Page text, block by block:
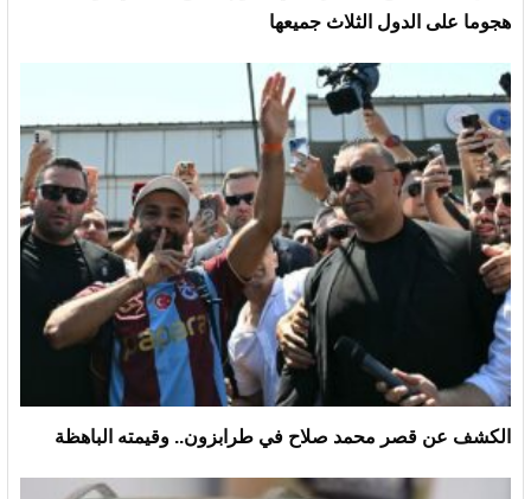
هجوما على الدول الثلاث جميعها
الكشف عن قصر محمد صلاح في طرابزون.. وقيمته الباهظة